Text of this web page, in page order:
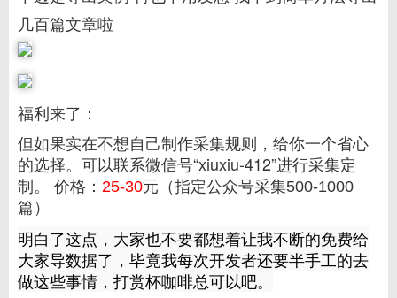
几百篇文章啦
福利来了：
但如果实在不想自己制作采集规则，给你一个省心
的选择。 可以联系微信号“xiuxiu-412”进行采集定
制。
价格： 25-30元（指定公众号采集500-1000
篇）
明白了这点，大家也不要都想着让我不断的免费给
大家导数据了，毕竟我每次开发者还要半手工的去
做这些事情，打赏杯咖啡总可以吧。